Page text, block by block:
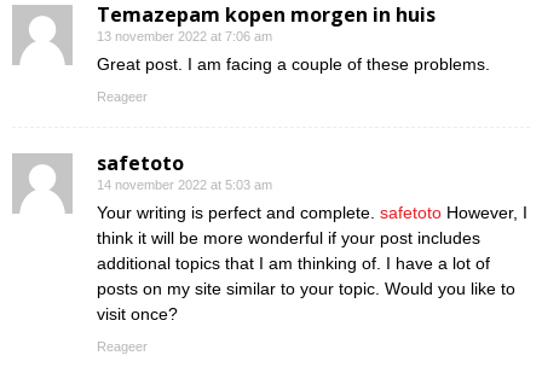
Temazepam kopen morgen in huis
13 november 2022 at 7:06 am
Great post. I am facing a couple of these problems.
Reageer
safetoto
14 november 2022 at 5:03 am
Your writing is perfect and complete. safetoto However, I
think it will be more wonderful if your post includes
additional topics that I am thinking of. I have a lot of
posts on my site similar to your topic. Would you like to
visit once?
Reageer